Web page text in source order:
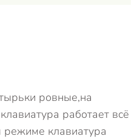
ровные,на
работает всё
клавиатура